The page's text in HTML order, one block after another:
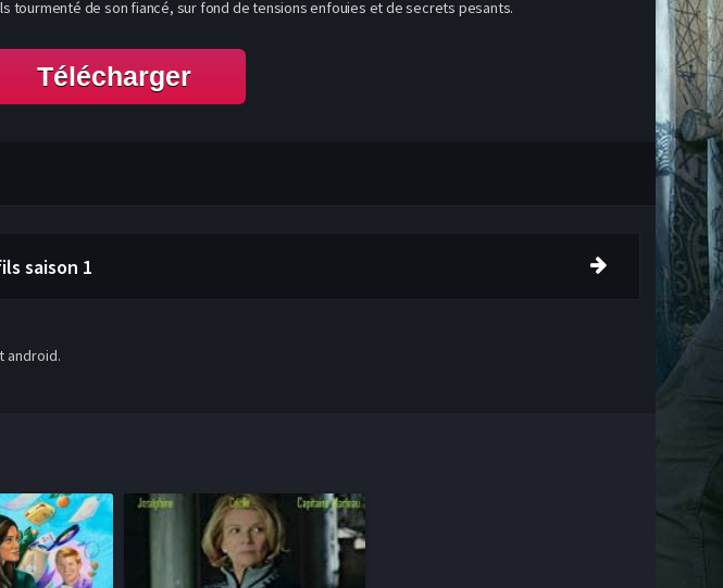
tourmenté de son fiancé, sur fond de tensions enfouies et de secrets pesants.
Télécharger
saison 1
android.